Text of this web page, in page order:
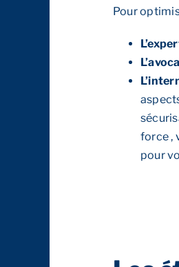
Pour
force ,
pour